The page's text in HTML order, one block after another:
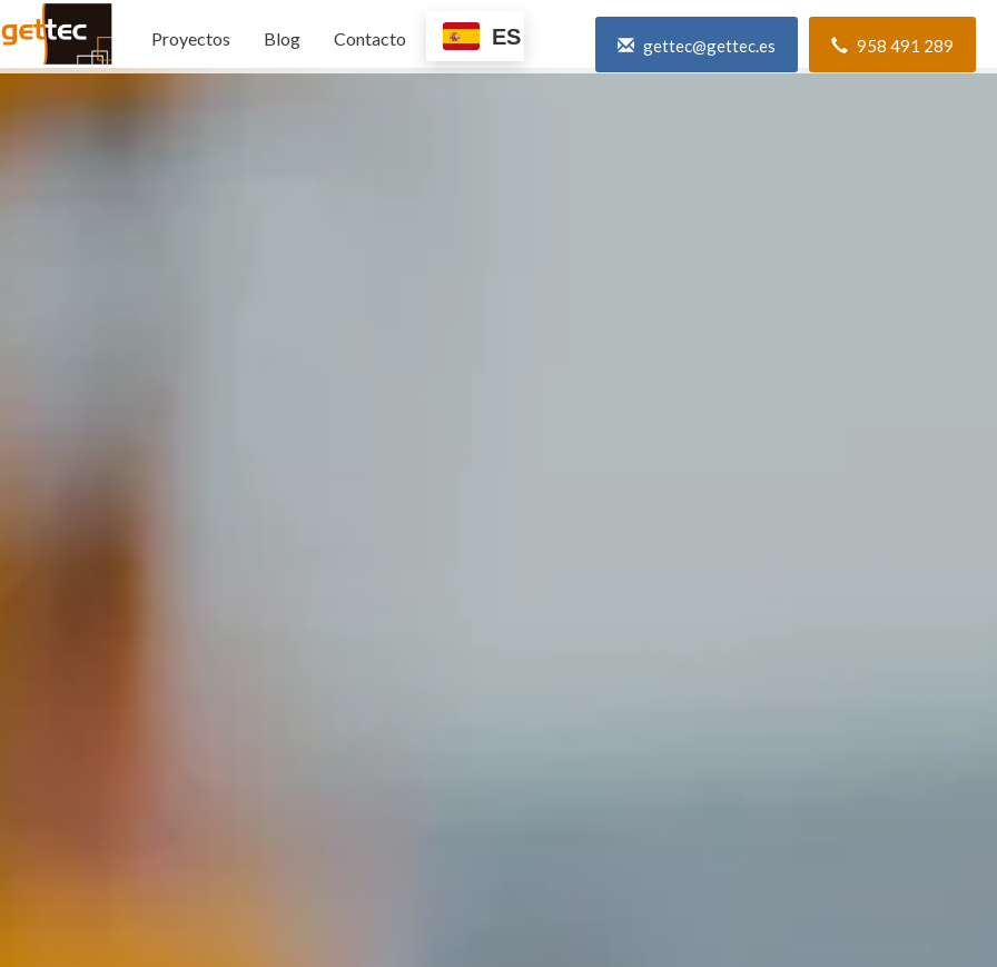
Proyectos Blog Contacto ES gettec@gettec.es 958 491 289